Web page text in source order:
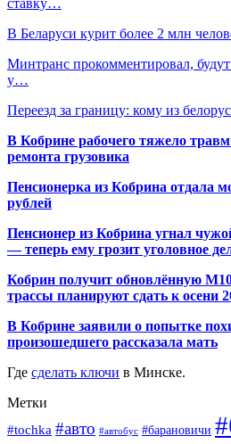
В Беларуси курит более 2 млн
Минтранс прокомментировал,
у…
Переезд за границу: кому из
В Кобрине рабочего тяжело
ремонта грузовика
Пенсионерка из Кобрина отдала
рублей
Пенсионер из Кобрина угнал
— теперь ему грозит уголовное
Кобрин получит обновлённую
трассы планируют сдать к осени
В Кобрине заявили о попытке
произошедшего рассказала мать
Где сделать ключи в Минске.
Метки
#tochka #авто #автобус #барановичи